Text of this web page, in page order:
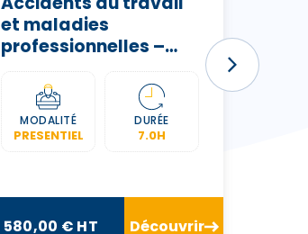
et maladies
professionnelles –
ATMP
MODALITÉ
PRESENTIEL
DURÉE
7.0H
580,00 € HT Découvrir